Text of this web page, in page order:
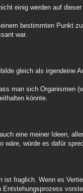
einig werden auf dieser
bestimmten Punkt
war.
gleich als irgendeine
man sich Organismen
könnte.
eine meiner Ideen,
wäre, würde es dafür
ist fraglich. Wenn es